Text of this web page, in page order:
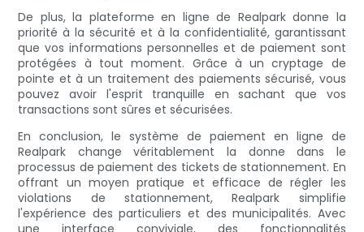
De plus, la plateforme en ligne de Realpark donne la
priorité à la sécurité et à la confidentialité, garantissant
que vos informations personnelles et de paiement sont
protégées à tout moment. Grâce à un cryptage de
pointe et à un traitement des paiements sécurisé, vous
pouvez avoir l'esprit tranquille en sachant que vos
transactions sont sûres et sécurisées.
En conclusion, le système de paiement en ligne de
Realpark change véritablement la donne dans le
processus de paiement des tickets de stationnement. En
offrant un moyen pratique et efficace de régler les
violations de stationnement, Realpark simplifie
l'expérience des particuliers et des municipalités. Avec